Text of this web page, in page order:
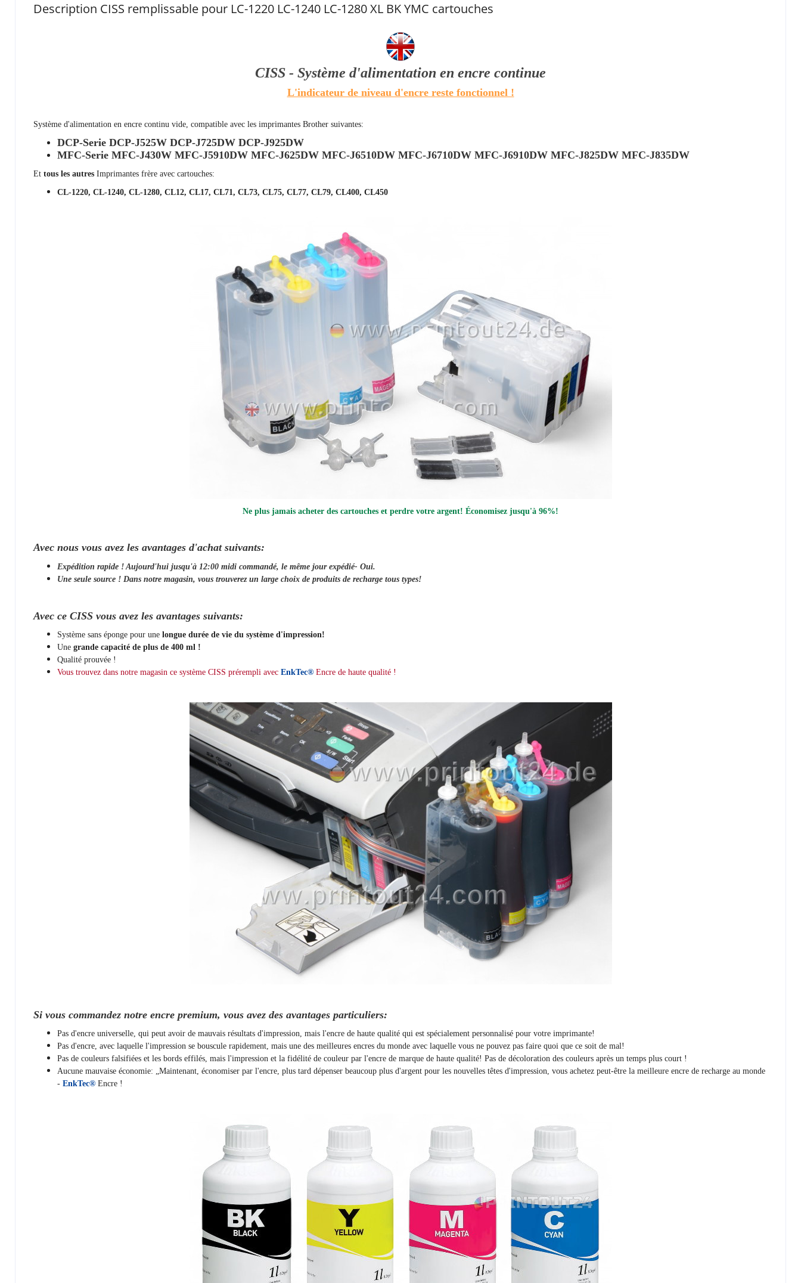
Description CISS remplissable pour LC-1220 LC-1240 LC-1280 XL BK YMC cartouches
CISS - Système d'alimentation en encre continue
L'indicateur de niveau d'encre reste fonctionnel !
Système d'alimentation en encre continu vide, compatible avec les imprimantes Brother suivantes:
DCP-Serie DCP-J525W DCP-J725DW DCP-J925DW
MFC-Serie MFC-J430W MFC-J5910DW MFC-J625DW MFC-J6510DW MFC-J6710DW MFC-J6910DW MFC-J825DW MFC-J835DW
Et tous les autres Imprimantes frère avec cartouches:
CL-1220, CL-1240, CL-1280, CL12, CL17, CL71, CL73, CL75, CL77, CL79, CL400, CL450
Ne plus jamais acheter des cartouches et perdre votre argent! Économisez jusqu'à 96%!
Avec nous vous avez les avantages d'achat suivants:
Expédition rapide ! Aujourd'hui jusqu'à 12:00 midi commandé, le même jourexpédié- Oui.
Une seule source ! Dans notre magasin, vous trouverez un large choix de produits de recharge tous types!
Avec ce CISS vous avez les avantages suivants:
Système sans éponge pour une longue durée de vie du système d'impression!
Une grande capacité de plus de 400 ml !
Qualité prouvée !
Vous trouvez dans notre magasin ce système CISS prérempli avec EnkTec® Encre de haute qualité !
Si vous commandez notre encre premium, vous avez des avantages particuliers:
Pas d'encre universelle, qui peut avoir de mauvais résultats d'impression, mais l'encre de haute qualité qui est spécialement personnalisé pour votre imprimante!
Pas d'encre, avec laquelle l'impression se bouscule rapidement, mais une des meilleures encres du monde avec laquelle vous ne pouvez pas faire quoi que ce soit de mal!
Pas de couleurs falsifiées et les bords effilés, mais l'impression et la fidélité de couleur par l'encre de marque de haute qualité! Pas de décoloration des couleurs après un temps plus court !
Aucune mauvaise économie: „Maintenant, économiser par l'encre, plus tard dépenser beaucoup plus d'argent pour les nouvelles têtes d'impression, vous achetez peut-être la meilleure encre de recharge au monde
- EnkTec® Encre !